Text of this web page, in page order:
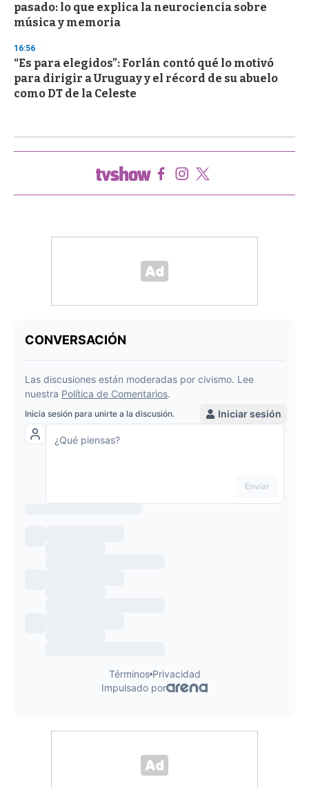
pasado: lo que explica la neurociencia sobre
música y memoria
16:56
“Es para elegidos”: Forlán contó qué lo motivó
para dirigir a Uruguay y el récord de su abuelo
como DT de la Celeste